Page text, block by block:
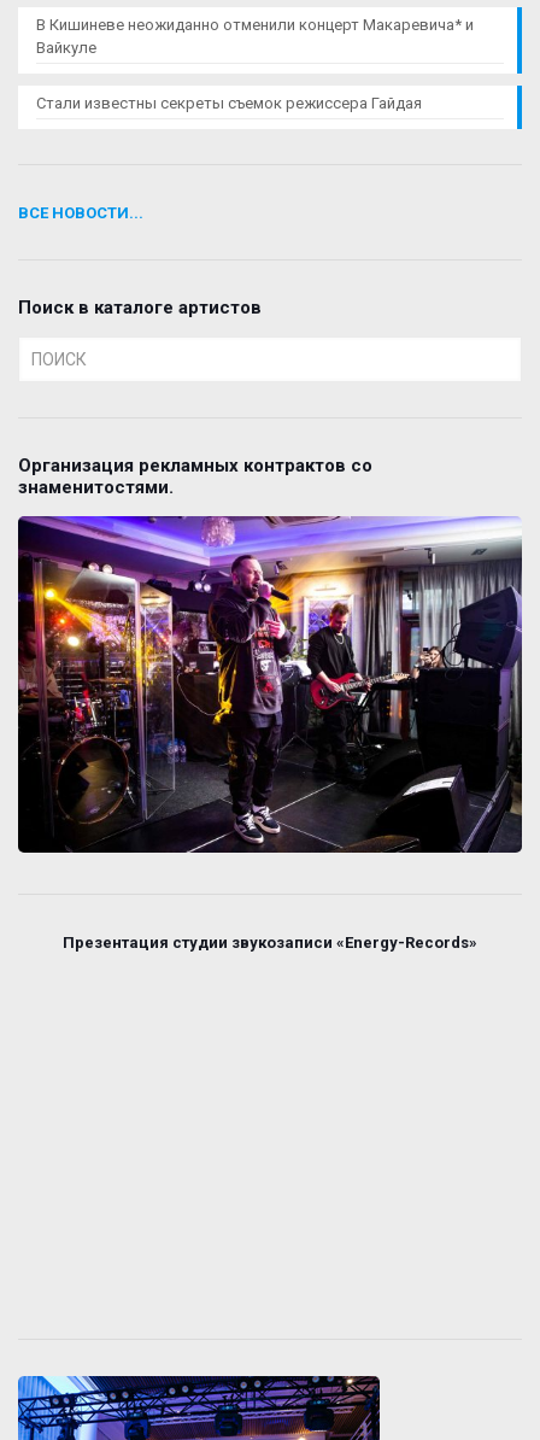
В Кишиневе неожиданно отменили концерт Макаревича* и
Вайкуле
Стали известны секреты съемок режиссера Гайдая
ВСЕ НОВОСТИ...
Поиск в каталоге артистов
Организация рекламных контрактов со
знаменитостями.
Презентация студии звукозаписи «Energy-Records»